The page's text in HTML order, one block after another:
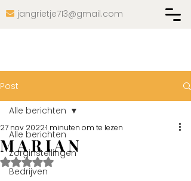
 jangrietje713@gmail.com
Post
Alle berichten
Zorginstellingen
Bedrijven
Alle berichten
M A R I A N
27 nov 20221 minuten om te lezen
Beoordeeld met NaN uit 5 sterren.